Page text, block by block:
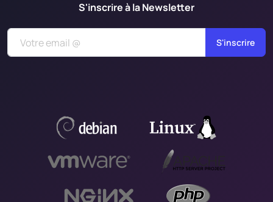
S'inscrire à la Newsletter
S'inscrire